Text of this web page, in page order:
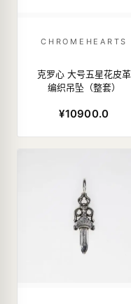
CHROMEHEARTS
克罗心 大号五星花皮革
编织吊坠（整套）
¥10900.0